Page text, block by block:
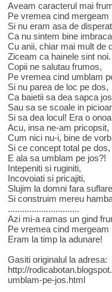
Aveam caracterul mai
Pe vremea cind mergeam
Si nu eram asa de
Ca nu sintem bine
Cu anii, chiar mai mult de
Ziceam ca hainele sint noi.
Copii ne salutau frumos,
Pe vremea cind umblam
Si nu parea de loc pe dos,
Ca baietii sa dea sapca
Sau sa se scoale in
Si sa dea locul! Era o
Acu, insa ne-am pricopsit,
Cum nici nu-i, bine de
Si ce concept total pe dos,
E ala sa umblam pe jos?!
Intepeniti si ruginiti,
Incovoiati si pricajiti,
Slujim la domni fara
Si construim mereu
..............................
Azi mi-a ramas un gind
Pe vremea cind mergeam
Eram la timp la adunare!
Gasiti originalul la adresa:
http://
umblam-pe-jos.html